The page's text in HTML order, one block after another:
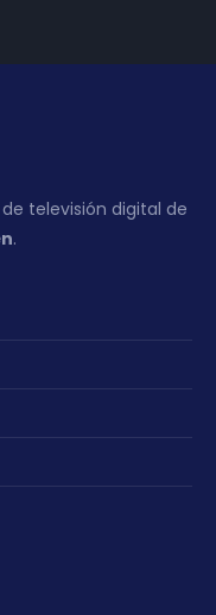
televisión digital de
.